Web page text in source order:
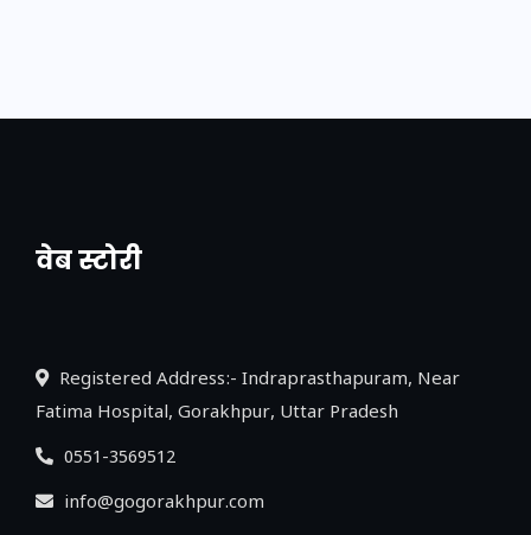
वेब स्टोरी
नया एक्सप्रेसवे: पूर्वांचल का लक, डेवलपमेंट का
Registered Address:- Indraprasthapuram, Near
Fatima Hospital, Gorakhpur, Uttar Pradesh
0551-3569512
info@gogorakhpur.com